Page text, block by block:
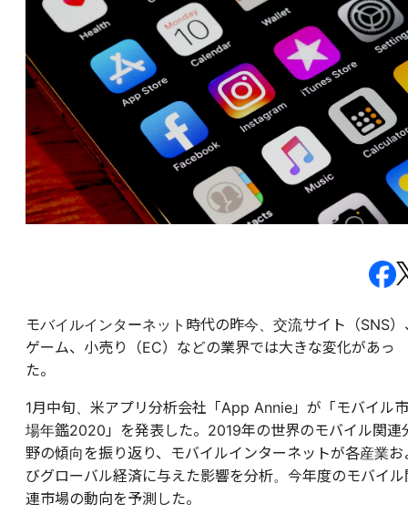
モバイルインターネット時代の昨今、交流サイト（SNS）
ゲーム、小売り（EC）などの業界では大きな変化があっ
た。
1月中旬、米アプリ分析会社「App Annie」が「モバイル市
場年鑑2020」を発表した。2019年の世界のモバイル関連
野の傾向を振り返り、モバイルインターネットが各産業お
びグローバル経済に与えた影響を分析。今年度のモバイル
連市場の動向を予測した。